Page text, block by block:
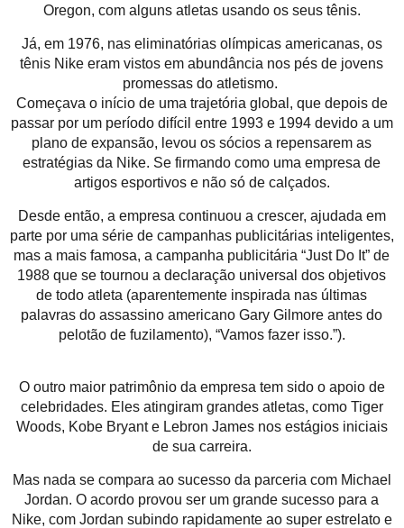
Oregon, com alguns atletas usando os seus tênis.
Já, em 1976, nas eliminatórias olímpicas americanas, os
tênis Nike eram vistos em abundância nos pés de jovens
promessas do atletismo.
Começava o início de uma trajetória global, que depois de
passar por um período difícil entre 1993 e 1994 devido a um
plano de expansão, levou os sócios a repensarem as
estratégias da Nike. Se firmando como uma empresa de
artigos esportivos e não só de calçados.
Desde então, a empresa continuou a crescer, ajudada em
parte por uma série de campanhas publicitárias inteligentes,
mas a mais famosa, a campanha publicitária “Just Do It” de
1988 que se tournou a declaração universal dos objetivos
de todo atleta (aparentemente inspirada nas últimas
palavras do assassino americano Gary Gilmore antes do
pelotão de fuzilamento), “Vamos fazer isso.”).
O outro maior patrimônio da empresa tem sido o apoio de
celebridades. Eles atingiram grandes atletas, como Tiger
Woods, Kobe Bryant e Lebron James nos estágios iniciais
de sua carreira.
Mas nada se compara ao sucesso da parceria com Michael
Jordan. O acordo provou ser um grande sucesso para a
Nike, com Jordan subindo rapidamente ao super estrelato e